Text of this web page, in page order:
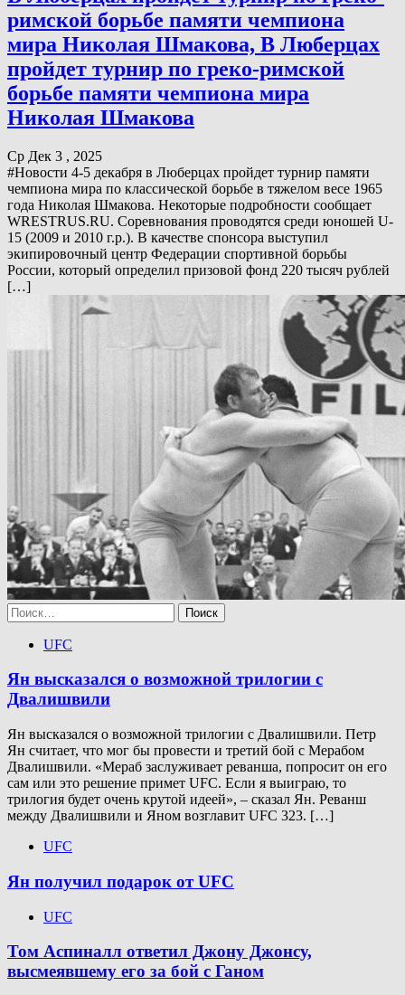
римской борьбе памяти чемпиона
мира Николая Шмакова, ​В Люберцах
пройдет турнир по греко-римской
борьбе памяти чемпиона мира
Николая Шмакова
Ср Дек 3 , 2025
#Новости 4-5 декабря в Люберцах пройдет турнир памяти
чемпиона мира по классической борьбе в тяжелом весе 1965
года Николая Шмакова. Некоторые подробности сообщает
WRESTRUS.RU. Соревнования проводятся среди юношей U-
15 (2009 и 2010 г.р.). В качестве спонсора выступил
экипировочный центр Федерации спортивной борьбы
России, который определил призовой фонд 220 тысяч рублей
[…]
Найти:
UFC
Ян высказался о возможной трилогии с
Двалишвили
Ян высказался о возможной трилогии с Двалишвили. Петр
Ян считает, что мог бы провести и третий бой с Мерабом
Двалишвили. «Мераб заслуживает реванша, попросит он его
сам или это решение примет UFC. Если я выиграю, то
трилогия будет очень крутой идеей», – сказал Ян. Реванш
между Двалишвили и Яном возглавит UFC 323. […]
UFC
Ян получил подарок от UFC
UFC
Том Аспиналл ответил Джону Джонсу,
высмеявшему его за бой с Ганом